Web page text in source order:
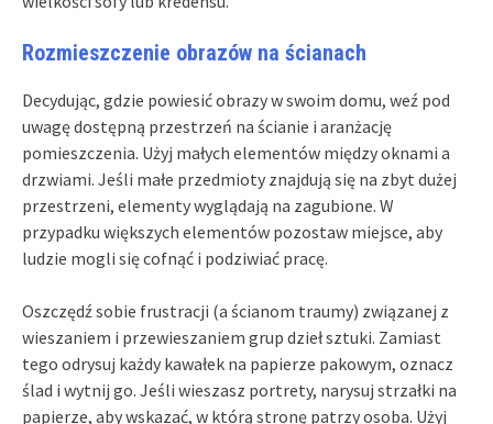
Rozmieszczenie obrazów na ścianach
Decydując, gdzie powiesić obrazy w swoim domu, weź pod
uwagę dostępną przestrzeń na ścianie i aranżację
pomieszczenia. Użyj małych elementów między oknami a
drzwiami. Jeśli małe przedmioty znajdują się na zbyt dużej
przestrzeni, elementy wyglądają na zagubione. W
przypadku większych elementów pozostaw miejsce, aby
ludzie mogli się cofnąć i podziwiać pracę.
Oszczędź sobie frustracji (a ścianom traumy) związanej z
wieszaniem i przewieszaniem grup dzieł sztuki. Zamiast
tego odrysuj każdy kawałek na papierze pakowym, oznacz
ślad i wytnij go. Jeśli wieszasz portrety, narysuj strzałki na
papierze, aby wskazać, w którą stronę patrzy osoba. Użyj